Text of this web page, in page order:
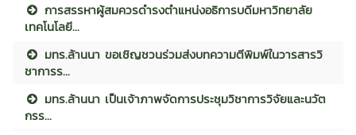
การสรรหาผู้สมควรดำรงตำแหน่งอธิการบดีมหาวิทยาลัย
เทคโนโลยี...
มทร.ล้านนา ขอเชิญชวนร่วมส่งบทความตีพิมพ์ในวารสารวิ
ชาการร...
มทร.ล้านนา เป็นเจ้าภาพจัดการประชุมวิชาการวิจัยและนวัต
กรร...